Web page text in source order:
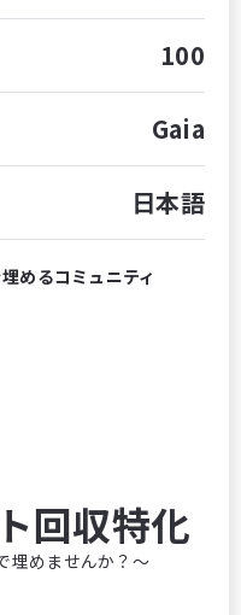
100
Gaia
日本語
めるコミュニティ
回収特化
埋めませんか？～